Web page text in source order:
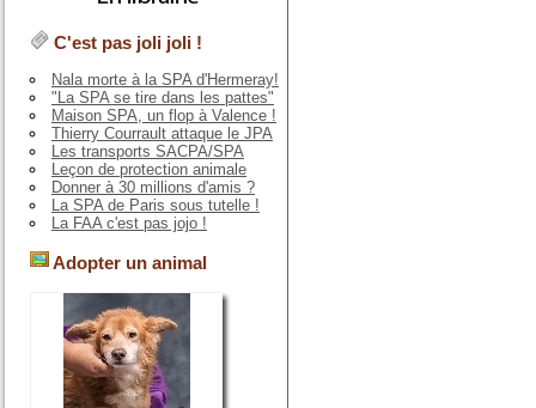
C'est pas joli joli !
Nala morte à la SPA d'Hermeray!
"La SPA se tire dans les pattes"
Maison SPA, un flop à Valence !
Thierry Courrault attaque le JPA
Les transports SACPA/SPA
Leçon de protection animale
Donner à 30 millions d'amis ?
La SPA de Paris sous tutelle !
La FAA c'est pas jojo !
Adopter un animal